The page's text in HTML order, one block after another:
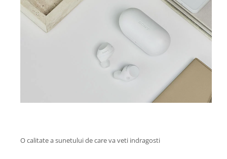
O calitate a sunetului de care va veti indragosti